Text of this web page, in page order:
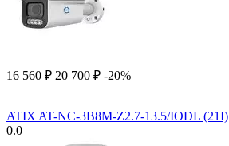
16 560 ₽ 20 700 ₽ -20%
ATIX AT-NC-3B8M-Z2.7-13.5/IODL (21I)
0.0